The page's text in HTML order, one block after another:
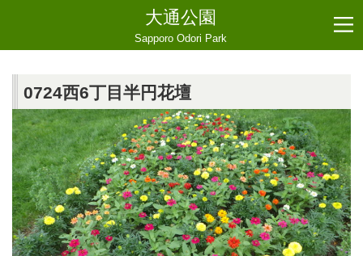
大通公園
Sapporo Odori Park
0724西6丁目半円花壇